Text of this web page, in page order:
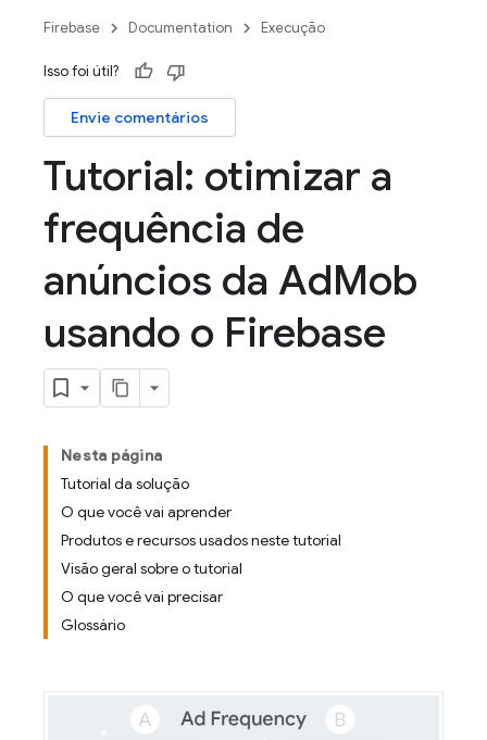
Firebase Documentation Execução
Isso foi útil?
Envie comentários
Tutorial: otimizar a
frequência de
anúncios da AdMob
usando o Firebase
Nesta página
Tutorial da solução
O que você vai aprender
Produtos e recursos usados neste tutorial
Visão geral sobre o tutorial
O que você vai precisar
Glossário